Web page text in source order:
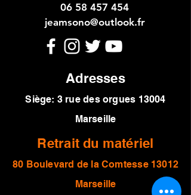
06 58 457 454
jeamsono@outlook.fr
Adresses
Siège: 3 rue des orgues 13004
Marseille
Retrait du matériel
80 Boulevard de la Comtesse 13012
Marseille